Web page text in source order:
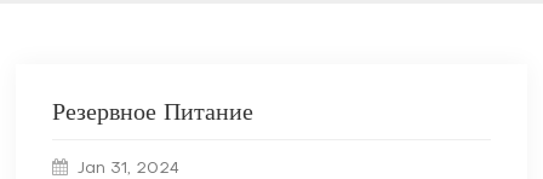
Резервное Питание
Jan 31, 2024